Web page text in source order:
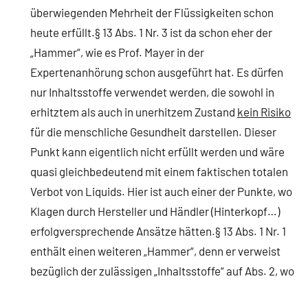
überwiegenden Mehrheit der Flüssigkeiten schon
heute erfüllt.§ 13 Abs. 1 Nr. 3 ist da schon eher der
„Hammer“, wie es Prof. Mayer in der
Expertenanhörung schon ausgeführt hat. Es dürfen
nur Inhaltsstoffe verwendet werden, die sowohl in
erhitztem als auch in unerhitzem Zustand kein Risiko
für die menschliche Gesundheit darstellen. Dieser
Punkt kann eigentlich nicht erfüllt werden und wäre
quasi gleichbedeutend mit einem faktischen totalen
Verbot von Liquids. Hier ist auch einer der Punkte, wo
Klagen durch Hersteller und Händler (Hinterkopf…)
erfolgversprechende Ansätze hätten.§ 13 Abs. 1 Nr. 1
enthält einen weiteren „Hammer“, denn er verweist
bezüglich der zulässigen „Inhaltsstoffe“ auf Abs. 2, wo